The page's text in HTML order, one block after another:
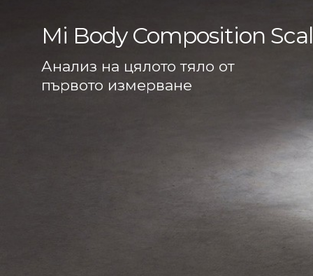
Mi Body Composition
Анализ на цялото тяло от
първото измерване